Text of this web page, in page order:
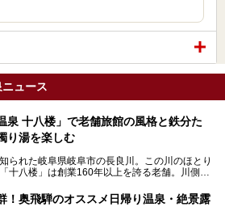
ュース
泉 十八楼」で老舗旅館の風格と鉄分た
り湯を楽しむ
られた岐阜県岐阜市の長良川。この川のほとり
十八楼」は創業160年以上を誇る老舗。川側の
産地消にこだわった食事も定評があります。
！奥飛騨のオススメ日帰り温泉・絶景露